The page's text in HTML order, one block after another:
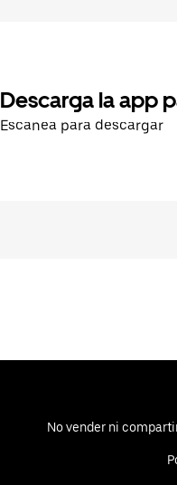
Descarga la app
Escanea para descargar
No vender ni